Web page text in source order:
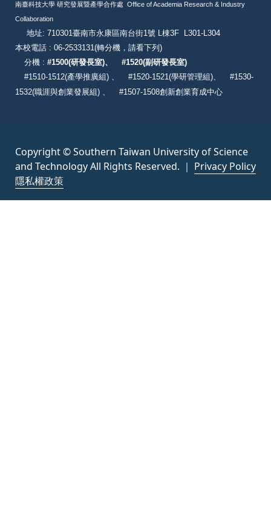
南臺科技大學 研究發展暨產學合作處 Office of Academia Research & Industry
Collaboration
地址: 710301臺南市永康區南台街1號 L棟3F L301-L304
本校電話 : 06-2533131(轉分機，請看下列)
分機 : #1500(研發長室)、 #1520(副研發長室)
#1510-1512(產學推廣組) 、 #1520-1521(學研管理組)、
#1530-
1532(職涯與創業發展組) 、
#1507-1508創新創業育成中心
Copyright © Southern Taiwan University of Science
and Technology All Rights Reserved. ｜ Privacy Policy
隱私權政策